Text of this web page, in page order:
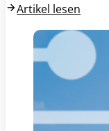
Artikel lesen